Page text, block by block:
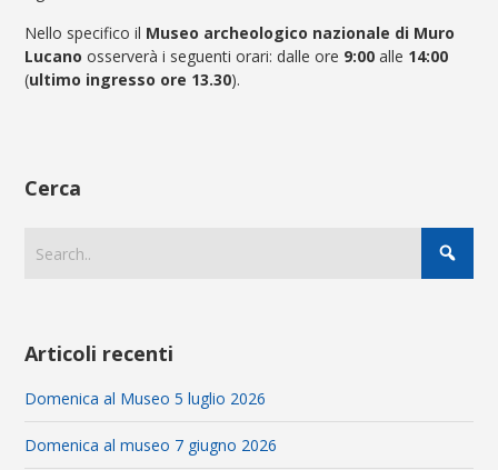
Nello specifico il Museo archeologico nazionale di Muro
Lucanoosserverà i seguenti orari: dalle ore 9:00 alle 14:00
(ultimo ingresso ore 13.30).
Cerca
Articoli recenti
Domenica al Museo 5 luglio 2026
Domenica al museo 7 giugno 2026